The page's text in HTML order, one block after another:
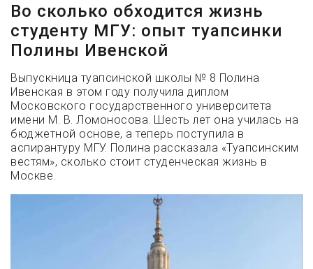
Во сколько обходится жизнь
студенту МГУ: опыт туапсинки
Полины Ивенской
Выпускница туапсинской школы № 8 Полина
Ивенская в этом году получила диплом
Московского государственного университета
имени М. В. Ломоносова. Шесть лет она училась на
бюджетной основе, а теперь поступила в
аспирантуру МГУ. Полина рассказала «Туапсинским
вестям», сколько стоит студенческая жизнь в
Москве.